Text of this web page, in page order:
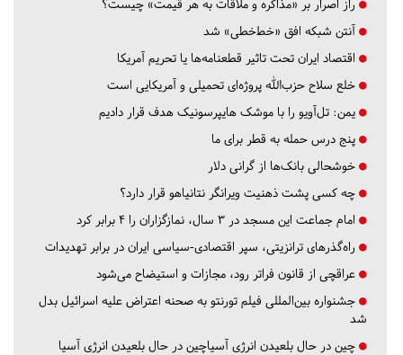
راز اصرار بر «مذاکره و ملاقات به هر قیمت» چیست؟
آنتن شبکه افق «خط‌خطی» شد
اقتصاد ایران تحت تاثیر قطعنامه‌ها یا تحریم‌ آمریکا
خلع سلاح حزب‌الله پروژه‌ای تحمیلی و آمریکایی است
یمن: تل‌آویو را با موشک هایپرسونیک هدف قرار دادیم
پنج درس‌ حمله به قطر برای ما
خوشحالی بانک‌ها از گرانی دلار
چه کسی پشت ذهنیت ویرانگر نتانیاهو قرار دارد؟
امام جماعت این مسجد در ۳ سال، نمازگزاران را ۴ برابر کرد
راه‌گذرهای ترانزیتی، سپر اقتصادی-سیاسی ایران در برابر تهدیدات
عراقچی از قانون فراتر رود، مجازات و استیضاح می‌شود
جشنواره بین‌المللی فیلم تورنتو به صحنه اعتراض علیه اسرائیل بدل
شد
چین در حال بلعیدن انرژی آسیاچین در حال بلعیدن انرژی آسیا